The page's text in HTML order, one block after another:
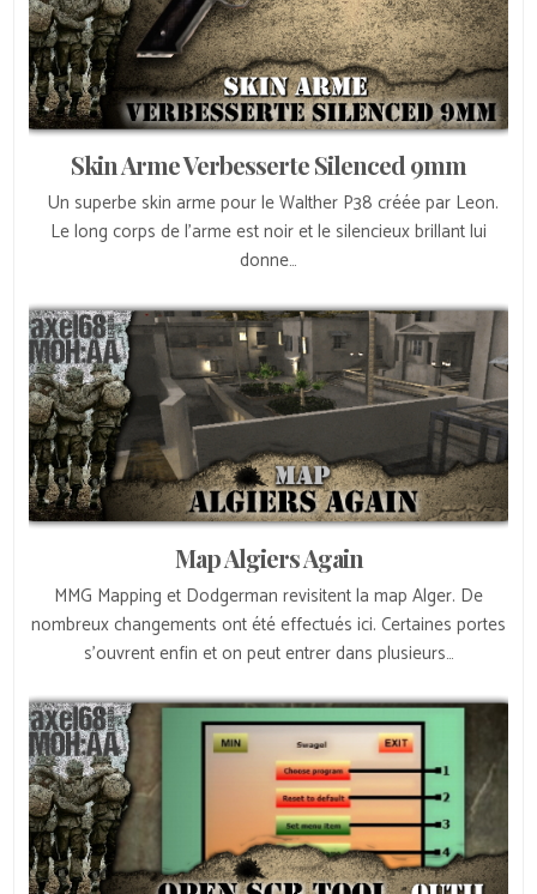
Skin Arme Verbesserte Silenced 9mm
Un superbe skin arme pour le Walther P38 créée par Leon.
Le long corps de l’arme est noir et le silencieux brillant lui
donne…
Map Algiers Again
MMG Mapping et Dodgerman revisitent la map Alger. De
nombreux changements ont été effectués ici. Certaines portes
s’ouvrent enfin et on peut entrer dans plusieurs…